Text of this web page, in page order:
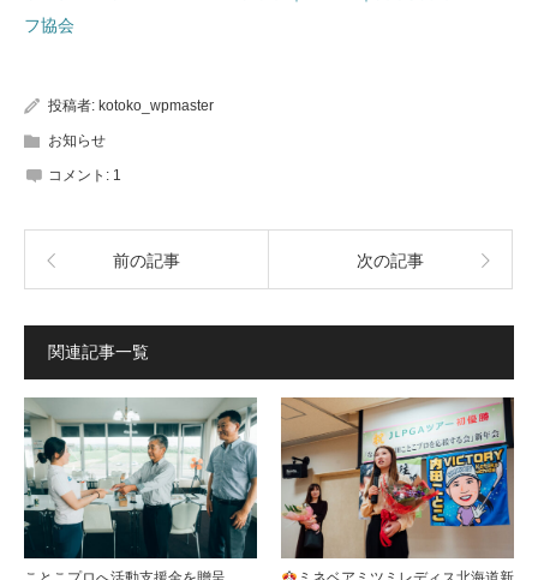
フ協会
投稿者: kotoko_wpmaster
お知らせ
コメント: 1
前の記事 次の記事
関連記事一覧